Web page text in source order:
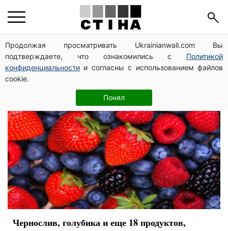
Продолжая просматривать Ukrainianwall.com Вы
подтверждаете, что ознакомились с Политикой
конфиденциальности и согласны с использованием файлов
cookie.
Понял
молодость
Чернослив, голубика и еще 18 продуктов,